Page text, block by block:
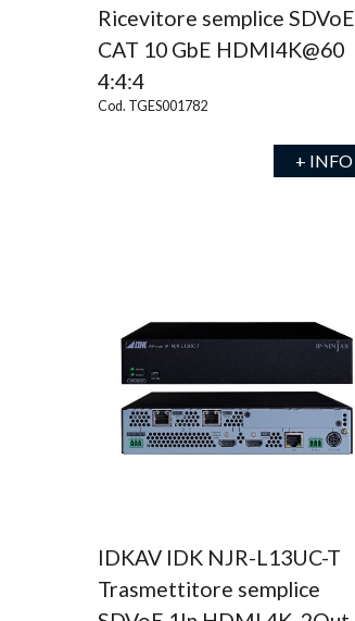
Ricevitore semplice SDVoE
CAT 10 GbE HDMI4K@60
4:4:4
Cod. TGES001782
+ INFO
IDKAV IDK NJR-L13UC-T
Trasmettitore semplice